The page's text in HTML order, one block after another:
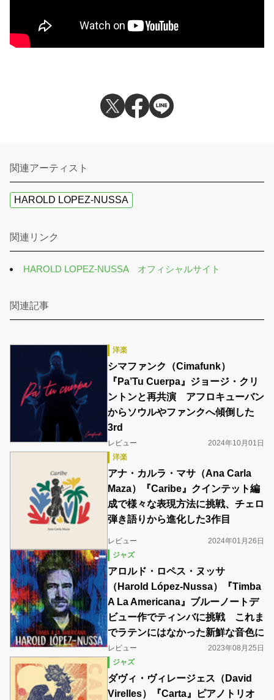
関連アーティスト
HAROLD LOPEZ-NUSSA
関連リンク
HAROLD LOPEZ-NUSSA オフィシャルサイト
関連記事
洋楽
シマファンク（Cimafunk）
『Pa’Tu Cuerpa』ジョージ・クリ
ントンと再共演 アフロキューバン
からソウルやファンクへ傾倒した
3rd
レビュー
2024年10月01日
洋楽
アナ・カルラ・マサ（Ana Carla
Maza）『Caribe』クインテット編
成で様々な表現方法に挑戦、チェロ
弾き語りから進化した3作目
レビュー
2024年01月26日
ジャズ
アロルド・ロペス・ヌッサ
（Harold López-Nussa）『Timba
A La Americana』ブルーノートデ
ビュー作でティンバに挑戦 これま
でラテンにはなかった新鮮な音色に
レビュー
2023年08月25日
ジャズ
ダヴィ・ヴィレージェス（David
Virelles）『Carta』ピアノトリオ